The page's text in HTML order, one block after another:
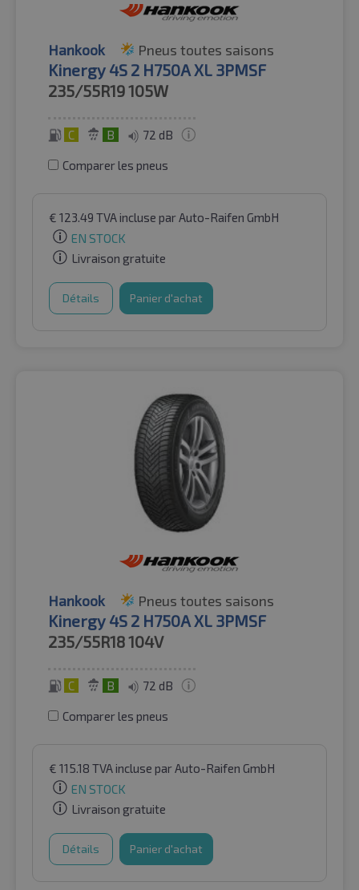
Hankook Pneus toutes saisons
Kinergy 4S 2 H750A XL 3PMSF
235/55R19105W
C B 72 dB
Comparer les pneus
€ 123.49 TVA incluse par Auto-Raifen GmbH
EN STOCK
Livraison gratuite
Détails Panier d'achat
Hankook Pneus toutes saisons
Kinergy 4S 2 H750A XL 3PMSF
235/55R18104V
C B 72 dB
Comparer les pneus
€ 115.18 TVA incluse par Auto-Raifen GmbH
EN STOCK
Livraison gratuite
Détails Panier d'achat